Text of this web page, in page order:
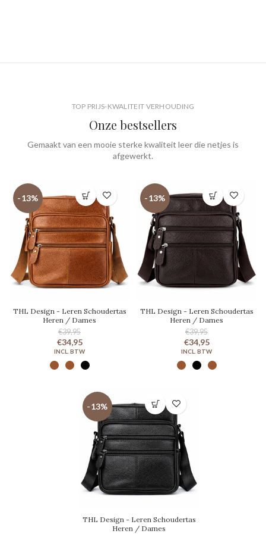
TOP PRIJS-KWALITEIT VERHOUDING
Onze bestsellers
Gemaakt van een mooie sterke kwaliteit leer die netjes is
afgewerkt.
-13%
THL Design - Leren Schoudertas
Heren / Dames
€39,95
€34,95
-13%
THL Design - Leren Schoudertas
Heren / Dames
€39,95
€34,95
-13%
THL Design - Leren Schoudertas
Heren / Dames